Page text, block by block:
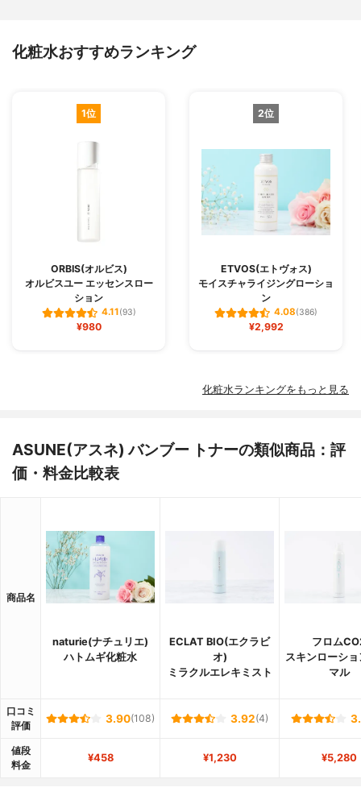
化粧水おすすめランキング
1位
ORBIS(オルビス)
オルビスユー エッセンスロー
ション
4.11(93)
¥980
2位
ETVOS(エトヴォス)
モイスチャライジングローショ
ン
4.08(386)
¥2,992
化粧水ランキングをもっと見る
ASUNE(アスネ) バンブー トナーの類似商品：評
価・料金比較表
商品名
naturie(ナチュリエ)
ハトムギ化粧水
ECLAT BIO(エクラビ
オ)
ミラクルエレキミスト
フロム
スキンローシ
マル
口コミ
評価
3.90(108) 3.92(4)
値段
料金
¥458 ¥1,230 ¥5,280